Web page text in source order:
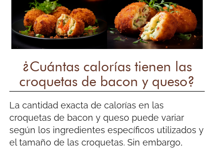
¿Cuántas calorías tienen las
croquetas de bacon y queso?
La cantidad exacta de calorías en las
croquetas de bacon y queso puede variar
según los ingredientes específicos utilizados y
el tamaño de las croquetas. Sin embargo,